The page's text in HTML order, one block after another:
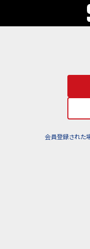
会員登録された